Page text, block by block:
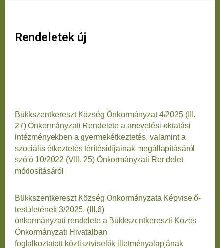
Rendeletek új
Bükkszentkereszt Község Önkormányzat 4/2025 (III.
27) Önkormányzati Rendelete a anevelési-oktatási
intézményekben a gyermekétkeztetés, valamint a
szociális étkeztetés térítésidíjainak megállapításáról
szóló 10/2022 (VIII. 25) Önkormányzati Rendelet
módosításáról
Bükkszentkereszt Község Önkormányzata Képviselő-
testületének 3/2025. (III.6)
önkormányzati rendelete a Bükkszentkereszti Közös
Önkormányzati Hivatalban
foglalkoztatott köztisztviselők illetményalapjának